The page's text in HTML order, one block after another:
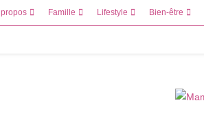
propos Famille Lifestyle Bien-être